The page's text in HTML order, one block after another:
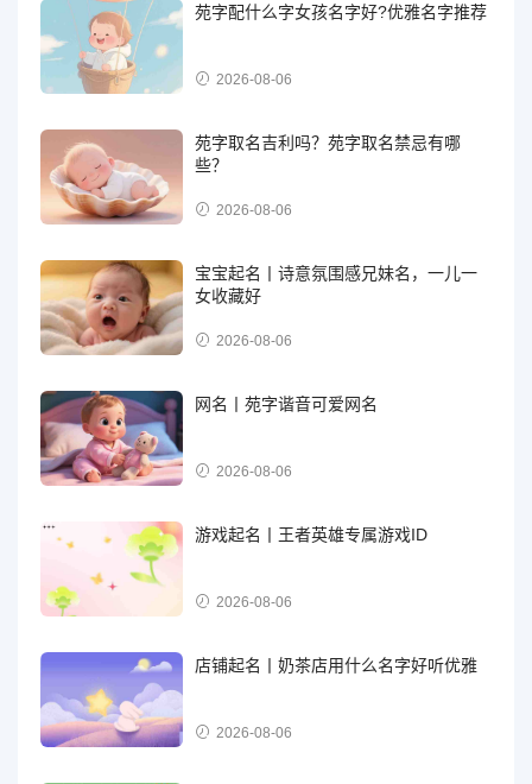
苑字配什么字女孩名字好?优雅名字推荐
2026-08-06
苑字取名吉利吗？苑字取名禁忌有哪
些？
2026-08-06
宝宝起名丨诗意氛围感兄妹名，一儿一
女收藏好
2026-08-06
网名丨苑字谐音可爱网名
2026-08-06
游戏起名丨王者英雄专属游戏ID
2026-08-06
店铺起名丨奶茶店用什么名字好听优雅
2026-08-06